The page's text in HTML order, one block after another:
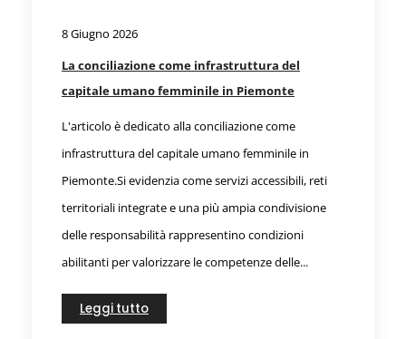
8 Giugno 2026
La conciliazione come infrastruttura del
capitale umano femminile in Piemonte
L'articolo è dedicato alla conciliazione come
infrastruttura del capitale umano femminile in
Piemonte.Si evidenzia come servizi accessibili, reti
territoriali integrate e una più ampia condivisione
delle responsabilità rappresentino condizioni
abilitanti per valorizzare le competenze delle...
Leggi tutto